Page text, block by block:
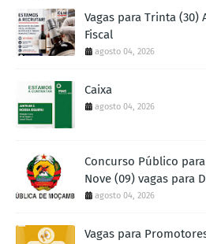
Vagas para Trinta (30)
Fiscal
agosto 04, 2026
Caixa
agosto 04, 2026
Concurso Público
Nove (09) vagas para
agosto 04, 2026
Vagas para